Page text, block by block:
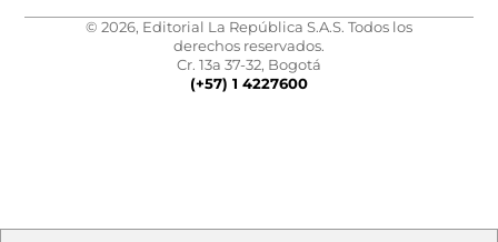
© 2026, Editorial La República S.A.S. Todos los
derechos reservados.
Cr. 13a 37-32, Bogotá
(+57) 1 4227600